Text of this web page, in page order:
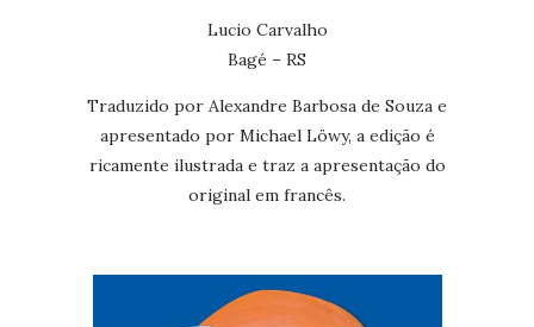
Lucio Carvalho
Bagé – RS
Traduzido por Alexandre Barbosa de Souza e
apresentado por Michael Löwy, a edição é
ricamente ilustrada e traz a apresentação do
original em francês.